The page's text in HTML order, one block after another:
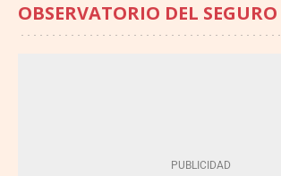
OBSERVATORIO DEL SEGURO